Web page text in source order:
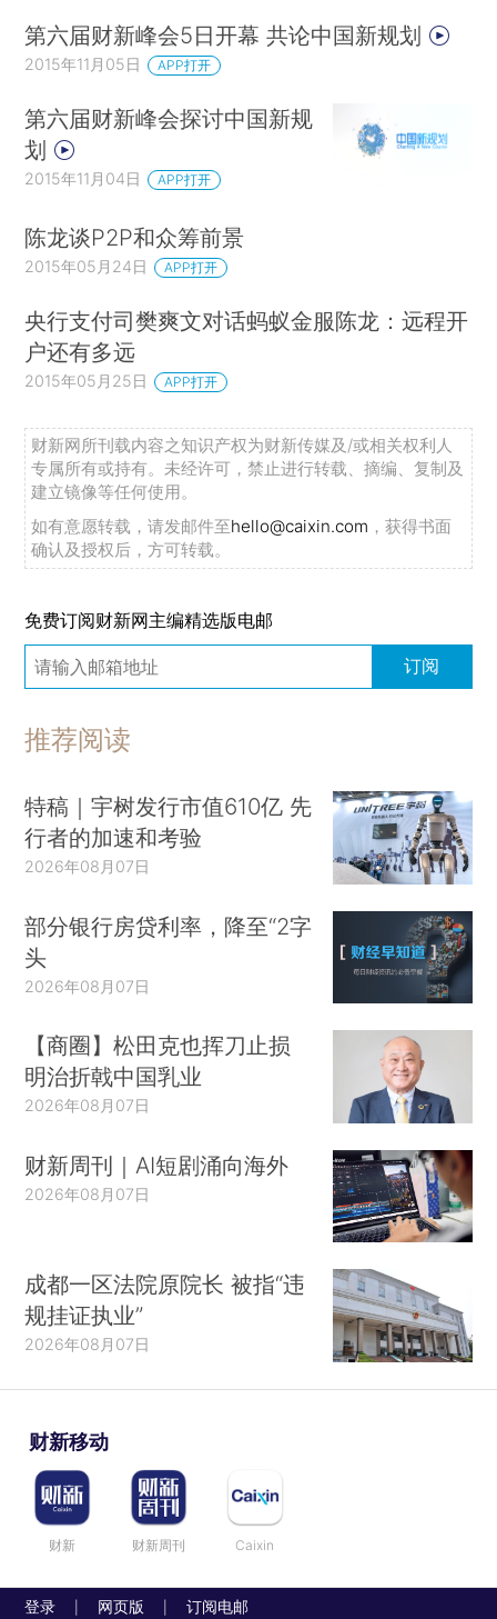
第六届财新峰会5日开幕 共论中国新规划
2015年11月05日 APP打开
第六届财新峰会探讨中国新规
划
2015年11月04日 APP打开
陈龙谈P2P和众筹前景
2015年05月24日 APP打开
央行支付司樊爽文对话蚂蚁金服陈龙：远程开
户还有多远
2015年05月25日 APP打开
财新网所刊载内容之知识产权为财新传媒及/或相关权利人
专属所有或持有。未经许可，禁止进行转载、摘编、复制及
建立镜像等任何使用。
如有意愿转载，请发邮件至hello@caixin.com ，获得书面
确认及授权后，方可转载。
免费订阅财新网主编精选版电邮
订阅
推荐阅读
特稿｜宇树发行市值610亿 先
行者的加速和考验
2026年08月07日
部分银行房贷利率，降至“2字
头
2026年08月07日
【商圈】松田克也挥刀止损
明治折戟中国乳业
2026年08月07日
财新周刊｜AI短剧涌向海外
2026年08月07日
成都一区法院原院长 被指“违
规挂证执业”
2026年08月07日
财新移动
财新 财新周刊 Caixin
登录 网页版 订阅电邮